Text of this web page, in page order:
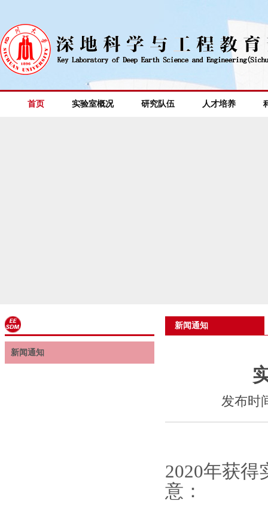
首页 实验室概况 研究队伍 人才培养
新闻通知
新闻通知
发布时
2020年获得
意：